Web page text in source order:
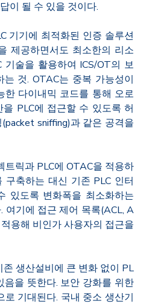
이 될 수 있을 것이다.
기기에 최적화된 인증 솔루션
제공하면서도 최소한의 리소
술을 활용하여 ICS/OT의 보
것. OTAC는 중복 가능성이
한 다이내믹 코드를 통해 오로
PLC에 접근할 수 있도록 허
sniffing)과 같은 공격을
트릭과 PLC에 OTAC을 적용하
구축하는 대신 기존 PLC 인터
있도록 변화폭을 최소화하는
여기에 접근 제어 목록(ACL, A
용해 비인가 사용자의 접근을
생산설비에 큰 변화 없이 PL
을 뜻한다. 보안 강화를 위한
기대된다. 국내 중소 생산기